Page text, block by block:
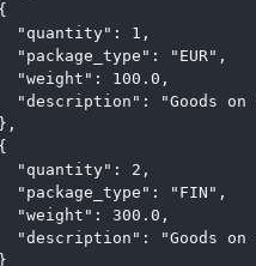
"quantity": 1,
"package_type": "EUR",
"weight": 100.0,
"description": "Goods on
"quantity": 2,
"package_type": "FIN",
"weight": 300.0,
"description": "Goods on